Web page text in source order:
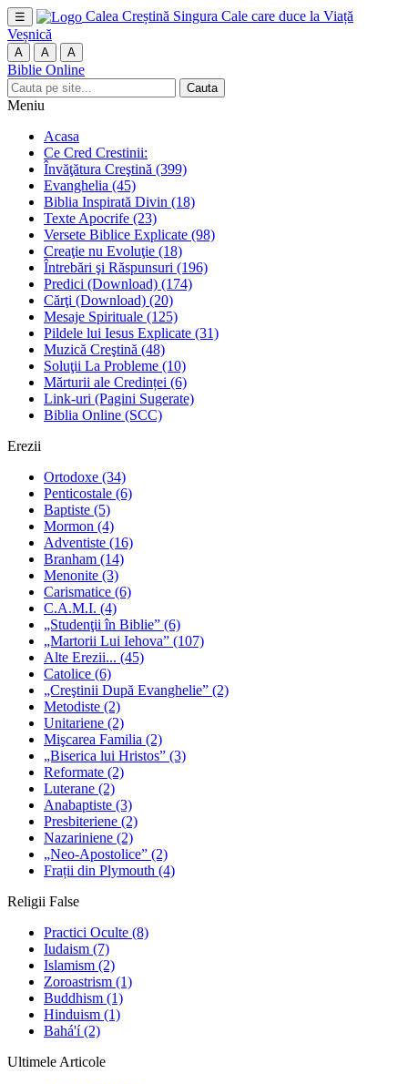
☰ Calea Creștină Singura Cale care duce la Viață
Veșnică
A A A
Biblie Online
Cauta
Meniu
Acasa
Ce Cred Crestinii:
Învăţătura Creştină (399)
Evanghelia (45)
Biblia Inspirată Divin (18)
Texte Apocrife (23)
Versete Biblice Explicate (98)
Creaţie nu Evoluţie (18)
Întrebări şi Răspunsuri (196)
Predici (Download) (174)
Cărţi (Download) (20)
Mesaje Spirituale (125)
Pildele lui Iesus Explicate (31)
Muzică Creştină (48)
Soluţii La Probleme (10)
Mărturii ale Credinței (6)
Link-uri (Pagini Sugerate)
Biblia Online (SCC)
Erezii
Ortodoxe (34)
Penticostale (6)
Baptiste (5)
Mormon (4)
Adventiste (16)
Branham (14)
Menonite (3)
Carismatice (6)
C.A.M.I. (4)
„Studenţii în Biblie” (6)
„Martorii Lui Iehova” (107)
Alte Erezii... (45)
Catolice (6)
„Creştinii După Evanghelie” (2)
Metodiste (2)
Unitariene (2)
Mişcarea Familia (2)
„Biserica lui Hristos” (3)
Reformate (2)
Luterane (2)
Anabaptiste (3)
Presbiteriene (2)
Nazariniene (2)
„Neo-Apostolice” (2)
Frații din Plymouth (4)
Religii False
Practici Oculte (8)
Iudaism (7)
Islamism (2)
Zoroastrism (1)
Buddhism (1)
Hinduism (1)
Bahá'í(2)
Ultimele Articole